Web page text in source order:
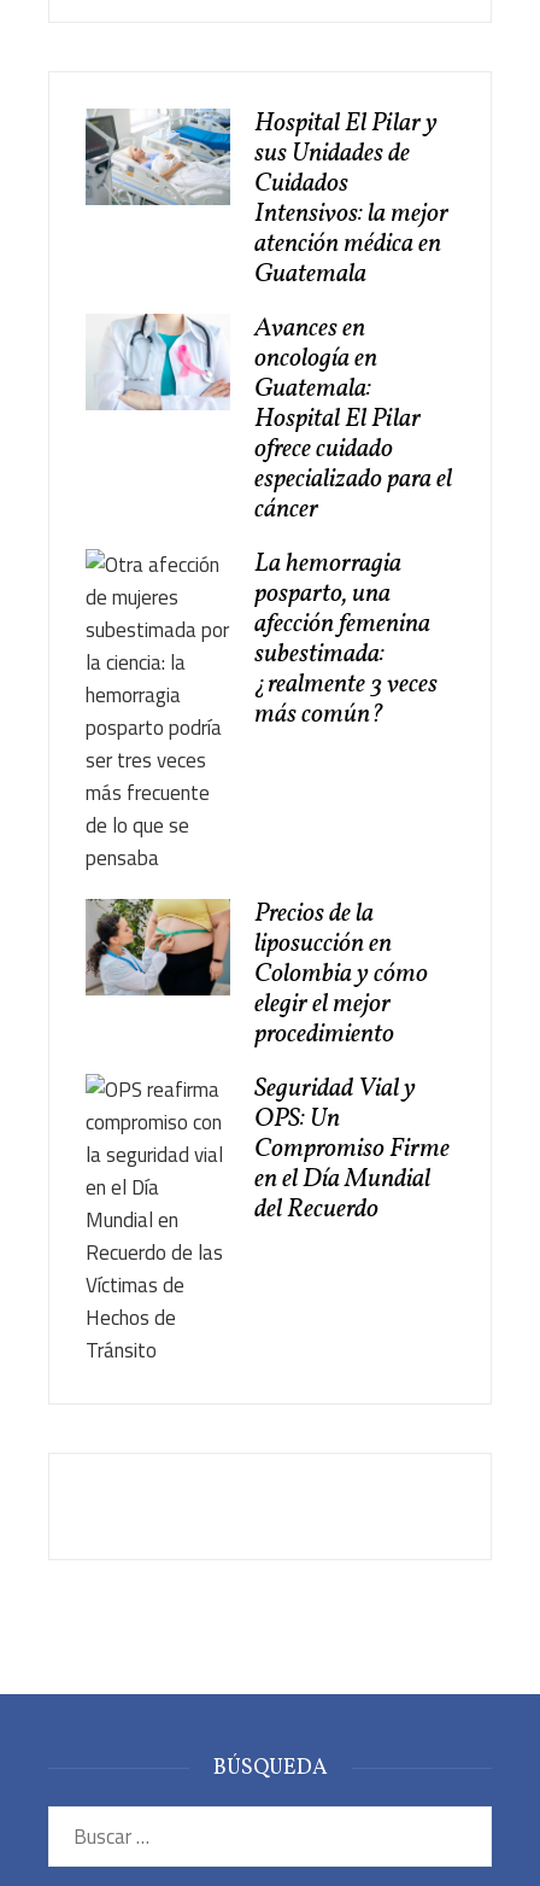
Hospital El Pilar y
sus Unidades de
Cuidados
Intensivos: la mejor
atención médica en
Guatemala
Avances en
oncología en
Guatemala:
Hospital El Pilar
ofrece cuidado
especializado para el
cáncer
La hemorragia
posparto, una
afección femenina
subestimada:
¿realmente 3 veces
más común?
Precios de la
liposucción en
Colombia y cómo
elegir el mejor
procedimiento
Seguridad Vial y
OPS: Un
Compromiso Firme
en el Día Mundial
del Recuerdo
BÚSQUEDA